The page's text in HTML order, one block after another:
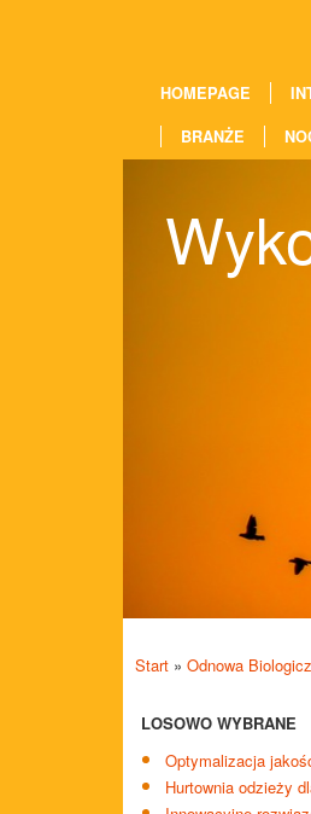
HOMEPAGE
BRANŻE
Start » Odnowa
LOSOWO WYBRANE
Optymalizacja
Hurtownia odzieży